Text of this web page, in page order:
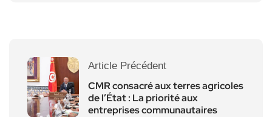
Article Précédent
CMR consacré aux terres agricoles
de l’État : La priorité aux
entreprises communautaires